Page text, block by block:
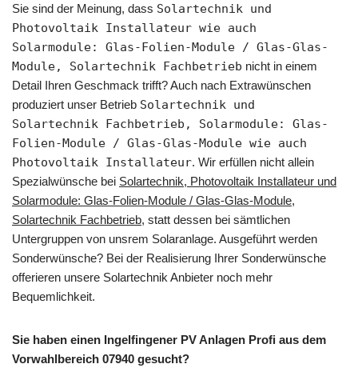
Sie sind der Meinung, dass Solartechnik und
Photovoltaik Installateur wie auch
Solarmodule: Glas-Folien-Module / Glas-Glas-
Module, Solartechnik Fachbetrieb nicht in einem
Detail Ihren Geschmack trifft? Auch nach Extrawünschen
produziert unser Betrieb Solartechnik und
Solartechnik Fachbetrieb, Solarmodule: Glas-
Folien-Module / Glas-Glas-Module wie auch
Photovoltaik Installateur. Wir erfüllen nicht allein
Spezialwünsche bei Solartechnik, Photovoltaik Installateur und
Solarmodule: Glas-Folien-Module / Glas-Glas-Module,
Solartechnik Fachbetrieb, statt dessen bei sämtlichen
Untergruppen von unsrem Solaranlage. Ausgeführt werden
Sonderwünsche? Bei der Realisierung Ihrer Sonderwünsche
offerieren unsere Solartechnik Anbieter noch mehr
Bequemlichkeit.
Sie haben einen Ingelfingener PV Anlagen Profi aus dem
Vorwahlbereich 07940 gesucht?